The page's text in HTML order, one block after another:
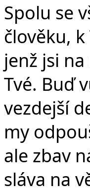
Spolu se
člověku,
jenž jsi
Tvé. Buď
vezdejší
my
ale zbav
sláva na